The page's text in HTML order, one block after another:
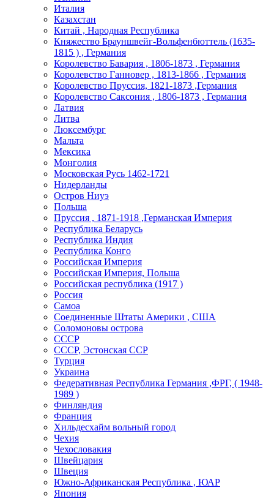
Италия
Казахстан
Китай , Народная Республика
Княжество Брауншвейг-Вольфенбюттель (1635-
1815 ) , Германия
Королевство Бавария , 1806-1873 , Германия
Королевство Ганновер , 1813-1866 , Германия
Королевство Пруссия, 1821-1873 ,Германия
Королевство Саксония , 1806-1873 , Германия
Латвия
Литва
Люксембург
Мальта
Мексика
Монголия
Московская Русь 1462-1721
Нидерланды
Остров Ниуэ
Польша
Пруссия , 1871-1918 ,Германская Империя
Республика Беларусь
Республика Индия
Республика Конго
Российская Империя
Российская Империя, Польша
Российская республика (1917 )
Россия
Самоа
Соединенные Штаты Америки , США
Соломоновы острова
СССР
СССР, Эстонская ССР
Турция
Украина
Федеративная Республика Германия ,ФРГ, ( 1948-
1989 )
Финляндия
Франция
Хильдесхайм вольный город
Чехия
Чехословакия
Швейцария
Швеция
Южно-Африканская Республика , ЮАР
Япония